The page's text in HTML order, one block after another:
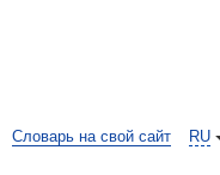
RU
Словарь на свой сайт